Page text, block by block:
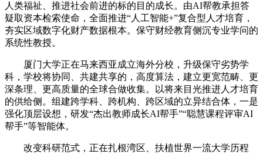
人类福祉、推进社会前进的标的目的成长。由AI帮教承担答
疑取资本检索使命，全面推进“人工智能+”复合型人才培育，
夯实区域数字化财产数据根本。保守财经教育侧沉专业学问的
系统性教授。
厦门大学正在马来西亚成立海外分校，升级保守劣势学
科，学校将协同、共建共享的，高度算法，建立更宽范畴、更
深条理、更高质量的全球合做收集。以将来目光推进人才培育
的供给侧。组建跨学科、跨机构、跨区域的立异结合体，一是
强化顶层设想，研发“杰出教师成长AI帮手”“聪慧课程评审AI
帮手”等智能体。
改变科研范式，正在扎根湾区、扶植世界一流大学历程